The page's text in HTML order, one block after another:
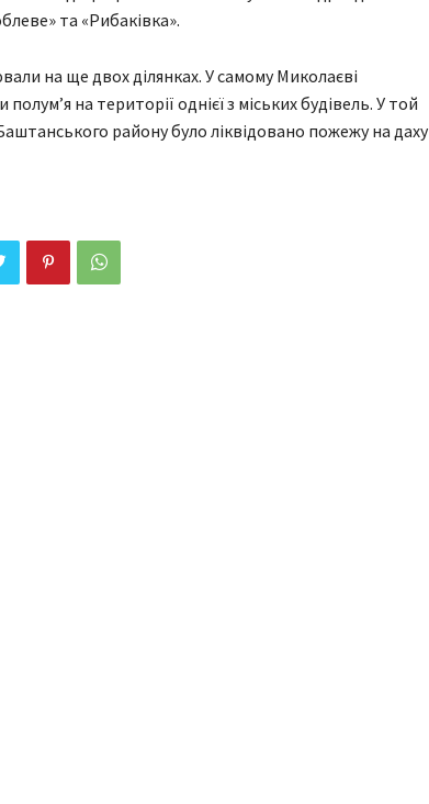
та «Рибаківка».
на ще двох ділянках. У самому Миколаєві
на території однієї з міських будівель. У той
району було ліквідовано пожежу на даху